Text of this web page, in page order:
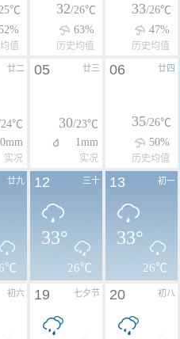
52%
值
32/26℃
63%
历史均值
33/26℃
47%
历史均值
廿二
0mm
实况
廿三
05
30/23℃
1mm
实况
廿四
06
35/26℃
50%
历史均值
廿九 三十
12
33°
26℃
初一
13
33°
26℃
初六 七夕节
19 初八
20